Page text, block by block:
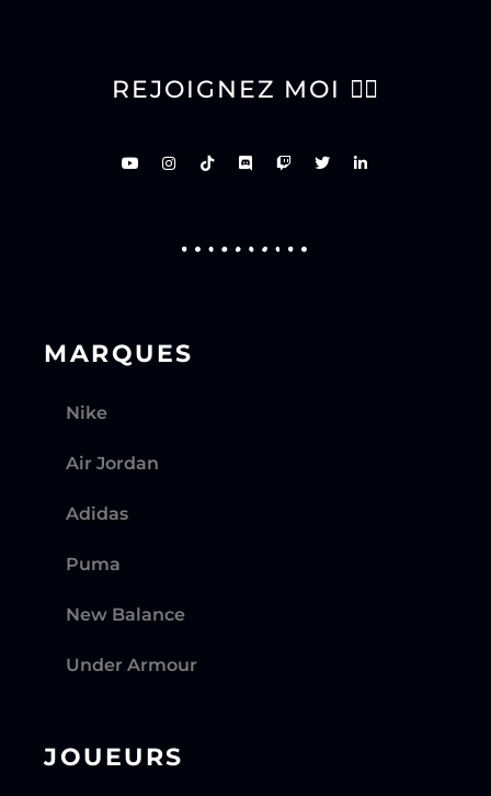
REJOIGNEZ MOI 👇🏽
MARQUES
Nike
Air Jordan
Adidas
Puma
New Balance
Under Armour
JOUEURS